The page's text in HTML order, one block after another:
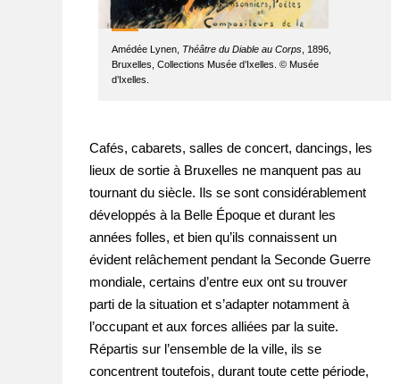
Amédée Lynen, Théâtre du Diable au Corps , 1896,
Bruxelles, Collections Musée d’Ixelles. © Musée
d’Ixelles.
Cafés, cabarets, salles de concert, dancings, les
lieux de sortie à Bruxelles ne manquent pas au
tournant du siècle. Ils se sont considérablement
développés à la Belle Époque et durant les
années folles, et bien qu’ils connaissent un
évident relâchement pendant la Seconde Guerre
mondiale, certains d’entre eux ont su trouver
parti de la situation et s’adapter notamment à
l’occupant et aux forces alliées par la suite.
Répartis sur l’ensemble de la ville, ils se
concentrent toutefois, durant toute cette période,